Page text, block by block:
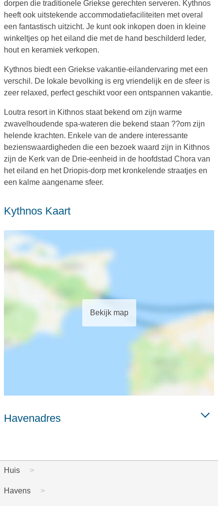
dorpen die traditionele Griekse gerechten serveren. Kythnos
heeft ook uitstekende accommodatiefaciliteiten met overal
een fantastisch uitzicht. Je kunt ook inkopen doen in kleine
winkeltjes op het eiland die met de hand beschilderd leder,
hout en keramiek verkopen.
Kythnos biedt een Griekse vakantie-eilandervaring met een
verschil. De lokale bevolking is erg vriendelijk en de sfeer is
zeer relaxed, perfect geschikt voor een ontspannen vakantie.
Loutra resort in Kithnos staat bekend om zijn warme
zwavelhoudende spa-wateren die bekend staan ??om zijn
helende krachten. Enkele van de andere interessante
bezienswaardigheden die een bezoek waard zijn in Kithnos
zijn de Kerk van de Drie-eenheid in de hoofdstad Chora van
het eiland en het Driopis-dorp met kronkelende straatjes en
een kalme aangename sfeer.
Kythnos Kaart
Bekijk map
Havenadres
Huis
Havens